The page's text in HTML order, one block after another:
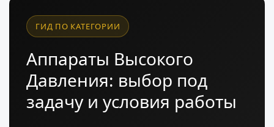
ГИД ПО КАТЕГОРИИ
Аппараты Высокого
Давления: выбор под
задачу и условия работы